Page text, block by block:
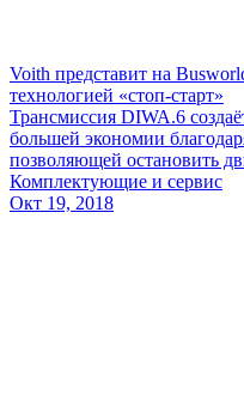
Voith представит на
технологией «стоп-старт»
Трансмиссия DIWA.6
большей экономии
позволяющей остановить
Комплектующие и сервис
Окт 19, 2018